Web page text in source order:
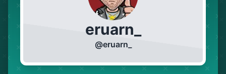
eruarn_
@eruarn_